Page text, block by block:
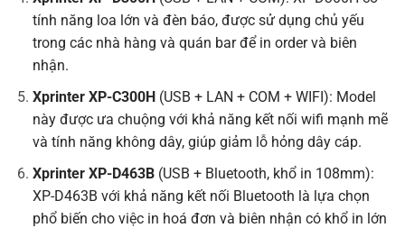
tính năng loa lớn và đèn báo, được sử dụng chủ yếu
trong các nhà hàng và quán bar để in order và biên
nhận.
Xprinter XP-C300H(USB + LAN + COM + WIFI): Model
này được ưa chuộng với khả năng kết nối wifi mạnh mẽ
và tính năng không dây, giúp giảm lỗ hỏng dây cáp.
Xprinter XP-D463B(USB + Bluetooth, khổ in 108mm):
XP-D463B với khả năng kết nối Bluetooth là lựa chọn
phổ biến cho việc in hoá đơn và biên nhận có khổ in lớn